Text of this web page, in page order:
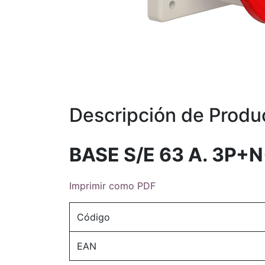
Descripción de
BASE S/E 63 A.
Imprimir como PDF
Código
EAN